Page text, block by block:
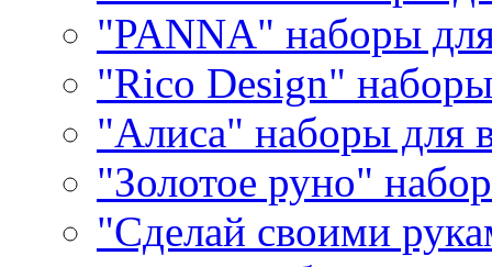
"PANNA" наборы
"Rico Design"
"Алиса" наборы для
"Золотое руно"
"Сделай своими